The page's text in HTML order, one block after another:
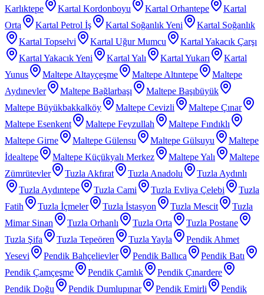
Karlıktepe
Kartal Kordonboyu Kartal Orhantepe
Kartal
Orta
Kartal Petrol İş Kartal Soğanlık Yeni
Kartal Soğanlık
Kartal Topselvi
Kartal Uğur Mumcu
Kartal Yakacık Çarşı
Kartal Yakacık Yeni
Kartal Yalı Kartal Yukarı
Kartal
Yunus
Maltepe Altayçeşme Maltepe Altıntepe
Maltepe
Aydınevler
Maltepe Bağlarbaşı
Maltepe Başıbüyük
Maltepe Büyükbakkalköy
Maltepe Cevizli
Maltepe Çınar
Maltepe Esenkent
Maltepe Feyzullah
Maltepe Fındıklı
Maltepe Girne
Maltepe Gülensu Maltepe Gülsuyu
Maltepe
İdealtepe
Maltepe Küçükyalı Merkez Maltepe Yalı
Maltepe
Zümrütevler
Tuzla Akfırat Tuzla Anadolu
Tuzla Aydınlı
Tuzla Aydıntepe
Tuzla Cami Tuzla Evliya Çelebi
Tuzla
Fatih
Tuzla İçmeler Tuzla İstasyon Tuzla Mescit
Tuzla
Mimar Sinan
Tuzla Orhanlı Tuzla Orta
Tuzla Postane
Tuzla Şifa
Tuzla Tepeören Tuzla Yayla
Pendik Ahmet
Yesevi
Pendik Bahçelievler Pendik Ballıca
Pendik Batı
Pendik Çamçeşme
Pendik Çamlık
Pendik Çınardere
Pendik Doğu
Pendik Dumlupınar Pendik Emirli
Pendik